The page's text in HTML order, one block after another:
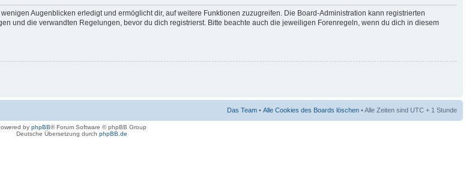
Augenblicken erledigt und ermöglicht dir, auf weitere Funktionen zuzugreifen. Die Board-Administration kann registrierten
und die verwandten Regelungen, bevor du dich registrierst. Bitte beachte auch die jeweiligen Forenregeln, wenn du dich in diesem
Das Team • Alle Cookies des Boards löschen • Alle Zeiten sind UTC + 1 Stunde
by phpBB® Forum Software © phpBB Group
Deutsche Übersetzung durch phpBB.de